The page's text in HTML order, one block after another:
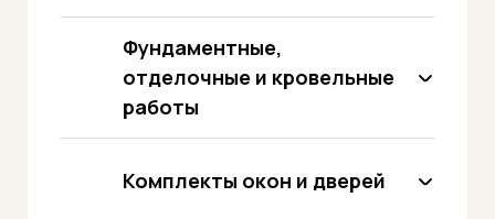
Фундаментные,
отделочные и кровельные
работы
Комплекты окон и дверей